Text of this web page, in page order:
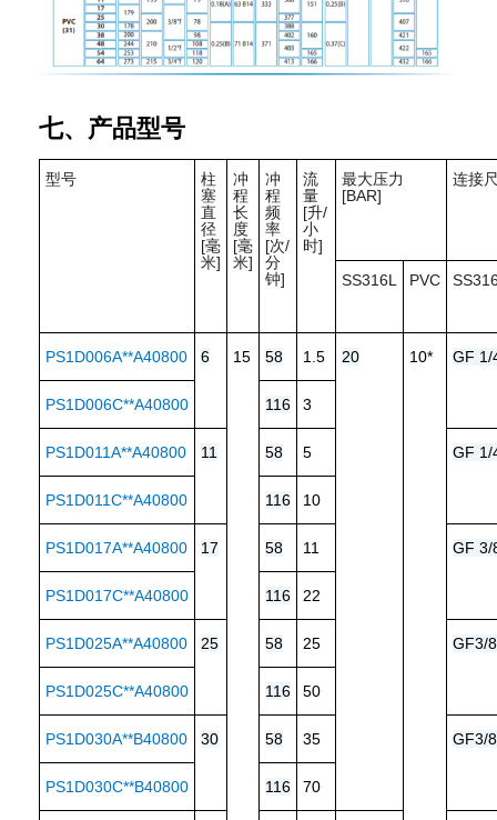
七、产品型号
型号
柱
塞
直
径
[毫
米]
冲
程
长
度
[毫
米]
冲
程
频
率
[次/
分
钟]
流
量
[升/
小
时]
最大压力
[BAR]
连接
SS316L PVC
PS1D006A**A40800 6 15 58 1.5 20 10* GF 1/
PS1D006C**A40800 116 3
PS1D011A**A40800 11 58 5 GF 1/
PS1D011C**A40800 116 10
PS1D017A**A40800 17 58 11 GF 3/
PS1D017C**A40800 116 22
PS1D025A**A40800 25 58 25 GF3/
PS1D025C**A40800 116 50
PS1D030A**B40800 30 58 35 GF3/
PS1D030C**B40800 116 70